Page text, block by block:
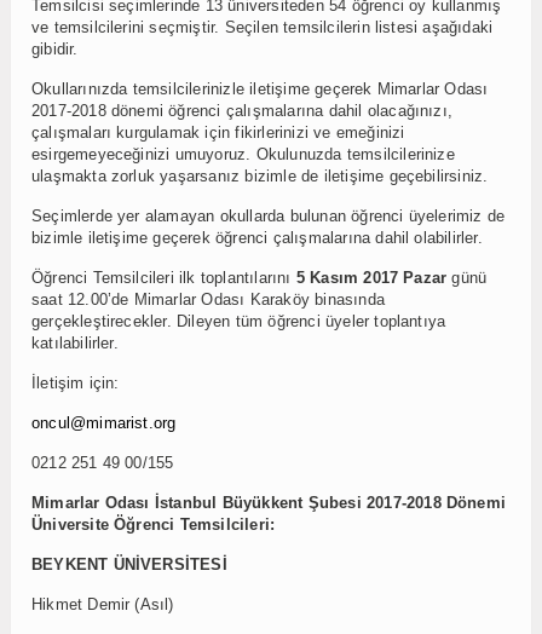
Temsilcisi seçimlerinde 13 üniversiteden 54 öğrenci oy kullanmış
ve temsilcilerini seçmiştir. Seçilen temsilcilerin listesi aşağıdaki
gibidir.
Okullarınızda temsilcilerinizle iletişime geçerek Mimarlar Odası
2017-2018 dönemi öğrenci çalışmalarına dahil olacağınızı,
çalışmaları kurgulamak için fikirlerinizi ve emeğinizi
esirgemeyeceğinizi umuyoruz. Okulunuzda temsilcilerinize
ulaşmakta zorluk yaşarsanız bizimle de iletişime geçebilirsiniz.
Seçimlerde yer alamayan okullarda bulunan öğrenci üyelerimiz de
bizimle iletişime geçerek öğrenci çalışmalarına dahil olabilirler.
Öğrenci Temsilcileri ilk toplantılarını 5 Kasım 2017 Pazar günü
saat 12.00’de Mimarlar Odası Karaköy binasında
gerçekleştirecekler. Dileyen tüm öğrenci üyeler toplantıya
katılabilirler.
İletişim için:
oncul@mimarist.org
0212 251 49 00/155
Mimarlar Odası İstanbul Büyükkent Şubesi 2017-2018 Dönemi
Üniversite Öğrenci Temsilcileri:
BEYKENT ÜNİVERSİTESİ
Hikmet Demir (Asıl)